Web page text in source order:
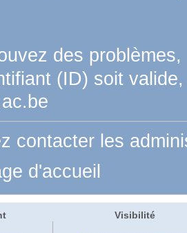
des
(ID) soit
contacter les
d'accueil
Visibilité